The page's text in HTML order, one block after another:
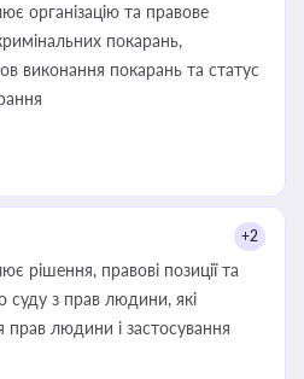
організацію та правове
покарань,
виконання покарань та статус
+2
рішення, правові позиції та
суду з прав людини, які
людини і застосування